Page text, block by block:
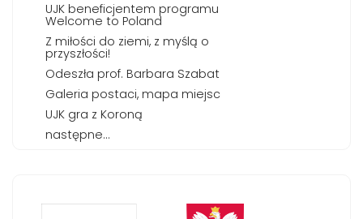
UJK beneficjentem programu
Welcome to Poland
Z miłości do ziemi, z myślą o
przyszłości!
Odeszła prof. Barbara Szabat
Galeria postaci, mapa miejsc
UJK gra z Koroną
następne...